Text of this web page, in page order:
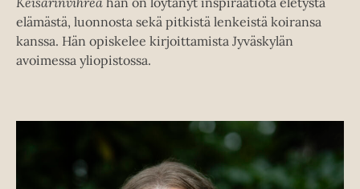
elämästä, luonnosta sekä pitkistä lenkeistä koiransa
kanssa. Hän opiskelee kirjoittamista Jyväskylän
avoimessa yliopistossa.